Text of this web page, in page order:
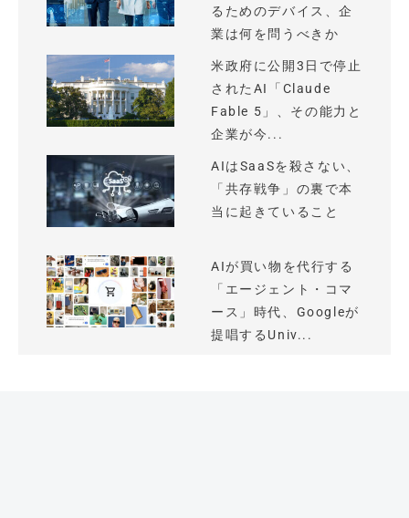
るためのデバイス、企
業は何を問うべきか
米政府に公開3日で停止
されたAI「Claude
Fable 5」、その能力と
企業が今...
AIはSaaSを殺さない、
「共存戦争」の裏で本
当に起きていること
AIが買い物を代行する
「エージェント・コマ
ース」時代、Googleが
提唱するUniv...